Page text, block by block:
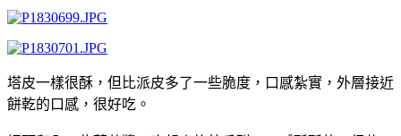
塔皮一樣很酥，但比派皮多了一些脆度，口感紮實，外層接近
餅乾的口感，很好吃。